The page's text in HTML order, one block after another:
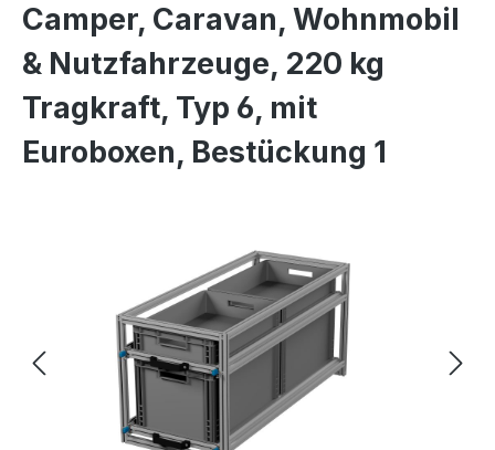
Camper, Caravan, Wohnmobil
& Nutzfahrzeuge, 220 kg
Tragkraft, Typ 6, mit
Euroboxen, Bestückung 1